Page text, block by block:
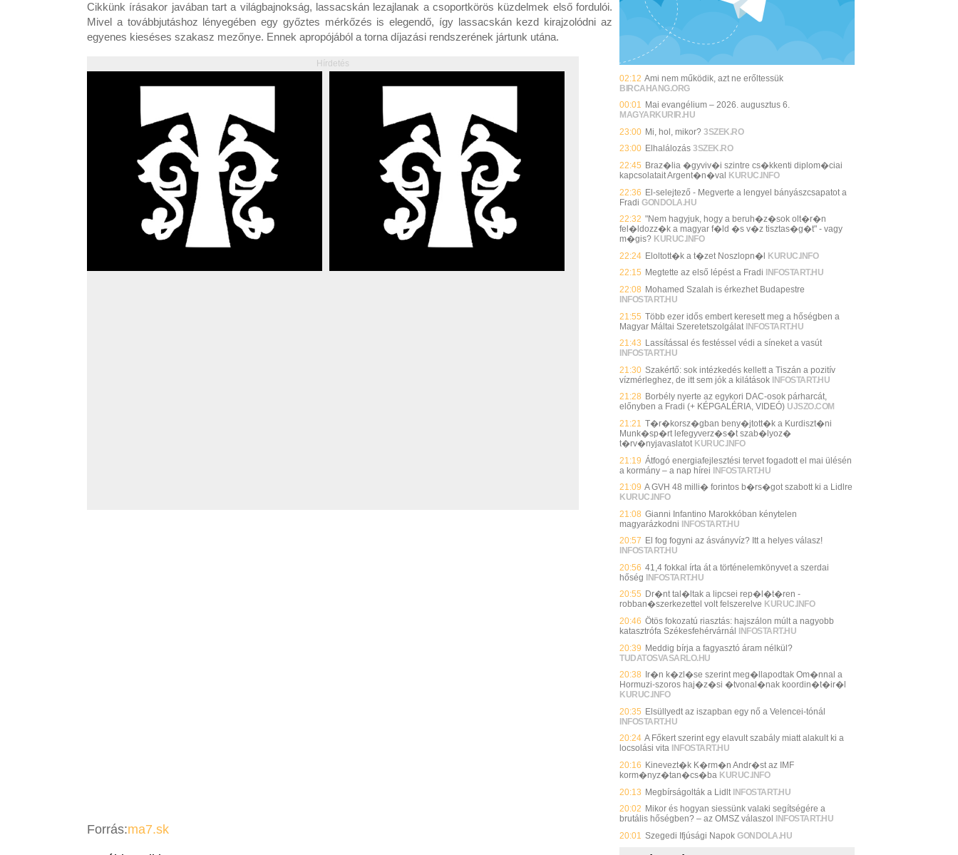
Cikkünk írásakor javában tart a világbajnokság, lassacskán lezajlanak a csoportkörös küzdelmek első fordulói.
Mivel a továbbjutáshoz lényegében egy győztes mérkőzés is elegendő, így lassacskán kezd kirajzolódni az
egyenes kieséses szakasz mezőnye. Ennek apropójából a torna díjazási rendszerének jártunk utána.
Hírdetés
Forrás:ma7.sk
02:12 Ami nem működik, azt ne erőltessük
BIRCAHANG.ORG
00:01 Mai evangélium – 2026. augusztus 6.
MAGYARKURIR.HU
23:00 Mi, hol, mikor? 3SZEK.RO
23:00 Elhalálozás 3SZEK.RO
22:45 Braz�lia �gyviv�i szintre cs�kkenti diplom�ciai
kapcsolatait Argent�n�val KURUC.INFO
22:36 El-selejtező - Megverte a lengyel bányászcsapatot a
Fradi GONDOLA.HU
22:32 "Nem hagyjuk, hogy a beruh�z�sok olt�r�n
fel�ldozz�k a magyar f�ld �s v�z tisztas�g�t" - vagy
m�gis? KURUC.INFO
22:24 Eloltott�k a t�zet Noszlopn�l KURUC.INFO
22:15 Megtette az első lépést a Fradi
INFOSTART.HU
22:08 Mohamed Szalah is érkezhet Budapestre
INFOSTART.HU
21:55 Több ezer idős embert keresett meg a hőségben a
Magyar Máltai Szeretetszolgálat INFOSTART.HU
21:43 Lassítással és festéssel védi a síneket a vasút
INFOSTART.HU
21:30 Szakértő: sok intézkedés kellett a Tiszán a pozitív
vízmérleghez, de itt sem jók a kilátások INFOSTART.HU
21:28 Borbély nyerte az egykori DAC-osok párharcát,
előnyben a Fradi (+ KÉPGALÉRIA, VIDEÓ) UJSZO.COM
21:21 T�r�korsz�gban beny�jtott�k a Kurdiszt�ni
Munk�sp�rt lefegyverz�s�t szab�lyoz�
t�rv�nyjavaslatot KURUC.INFO
21:19 Átfogó energiafejlesztési tervet fogadott el mai ülésén
a kormány – a nap hírei INFOSTART.HU
21:09 A GVH 48 milli� forintos b�rs�got szabott ki a Lidlre
KURUC.INFO
21:08 Gianni Infantino Marokkóban kénytelen
magyarázkodni INFOSTART.HU
20:57 El fog fogyni az ásványvíz? Itt a helyes válasz!
INFOSTART.HU
20:56 41,4 fokkal írta át a történelemkönyvet a szerdai
hőség INFOSTART.HU
20:55 Dr�nt tal�ltak a lipcsei rep�l�t�ren -
robban�szerkezettel volt felszerelve KURUC.INFO
20:46 Ötös fokozatú riasztás: hajszálon múlt a nagyobb
katasztrófa Székesfehérvárnál
INFOSTART.HU
20:39 Meddig bírja a fagyasztó áram nélkül?
TUDATOSVASARLO.HU
20:38
Ir�n k�zl�se szerint meg�llapodtak Om�nnal a
Hormuzi-szoros haj�z�si �tvonal�nak koordin�t�ir�l
KURUC.INFO
20:35 Elsüllyedt az iszapban egy nő a Velencei-tónál
INFOSTART.HU
20:24 A Főkert szerint egy elavult szabály miatt alakult ki a
locsolási vita INFOSTART.HU
20:16 Kinevezt�k K�rm�n Andr�st az IMF
korm�nyz�tan�cs�ba KURUC.INFO
20:13 Megbírságolták a Lidlt INFOSTART.HU
20:02 Mikor és hogyan siessünk valaki segítségére a
brutális hőségben? – az OMSZ válaszol
INFOSTART.HU
20:01 Szegedi Ifjúsági Napok GONDOLA.HU